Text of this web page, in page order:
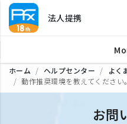
法人提携
ホーム ヘルプセンター
よく
動作推奨環境を教えてください。
お問